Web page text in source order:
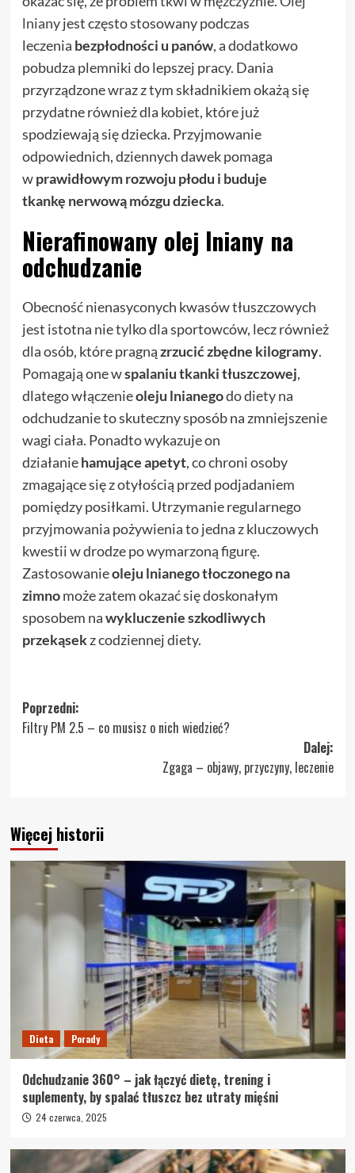
lnianyjest często stosowany podczas
leczenia bezpłodności u panów, a dodatkowo
pobudza plemniki do lepszej pracy. Dania
przyrządzone wraz z tym składnikiem okażą się
przydatne również dla kobiet, które już
spodziewają się dziecka. Przyjmowanie
odpowiednich, dziennych dawek pomaga
wprawidłowym rozwoju płodu i buduje
tkankę nerwową mózgu dziecka.
Nierafinowany olej lniany na
odchudzanie
Obecność nienasyconych kwasów tłuszczowych
jest istotna nie tylko dla sportowców, lecz również
dla osób, które pragnązrzucić zbędne kilogramy.
Pomagają one wspalaniu tkanki tłuszczowej,
dlatego włączenieoleju lnianegodo diety na
odchudzanie to skuteczny sposób na zmniejszenie
wagi ciała. Ponadto wykazuje on
działaniehamujące apetyt, co chroni osoby
zmagające się z otyłością przed podjadaniem
pomiędzy posiłkami. Utrzymanie regularnego
przyjmowania pożywienia to jedna z kluczowych
kwestii w drodze po wymarzoną figurę.
Zastosowanieoleju lnianego tłoczonego na
zimnomoże zatem okazać się doskonałym
sposobem nawykluczenie szkodliwych
przekąsekz codziennej diety.
Zobacz
wpisy
Poprzedni:
Filtry PM 2.5 – co musisz o nich wiedzieć?
Dalej:
Zgaga – objawy, przyczyny, leczenie
Więcej historii
Dieta Porady
Odchudzanie 360° – jak łączyć dietę, trening i
suplementy, by spalać tłuszcz bez utraty mięśni
24 czerwca, 2025